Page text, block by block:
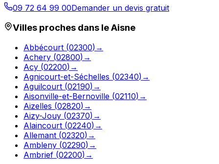
09 72 64 99 00Demander un devis gratuit
Villes proches dans leAisne
Abbécourt (02300) →
Achery (02800) →
Acy (02200) →
Agnicourt-et-Séchelles (02340) →
Aguilcourt (02190) →
Aisonville-et-Bernoville (02110) →
Aizelles (02820) →
Aizy-Jouy (02370) →
Alaincourt (02240) →
Allemant (02320) →
Ambleny (02290) →
Ambrief (02200) →